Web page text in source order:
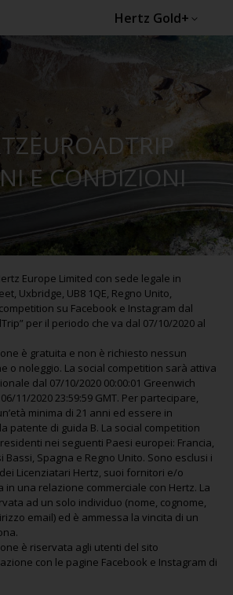
Hertz Gold+
E CONDIZIONI
Europe Limited con sede legale in
Uxbridge, UB8 1QE, Regno Unito,
su Facebook e Instagram dal
per il periodo che va dal 07/10/2020 al
è gratuita e non è richiesto nessun
o noleggio. La social competition sarà attiva
dal 07/10/2020 00:00:01 Greenwich
11/2020 23:59:59 GMT. Per partecipare,
minima di 21 anni ed essere in
patente di guida B. La social competition
nei seguenti Paesi europei: Francia,
Bassi, Spagna e Regno Unito. Sono esclusi i
Licenziatari Hertz, suoi fornitori e/o
in una relazione commerciale con Hertz. La
ad un solo individuo (nome, cognome,
email) ed è ammessa la vincita di un
è riservata agli utenti del sito
con le pagine Facebook e Instagram di